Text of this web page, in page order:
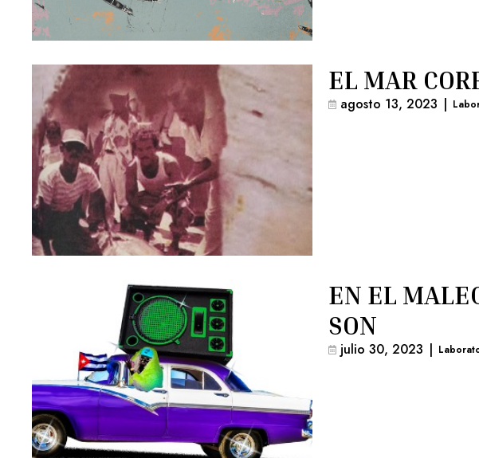
EL MAR
agosto 13, 2023 |
EN EL
SON
julio 30, 2023 |